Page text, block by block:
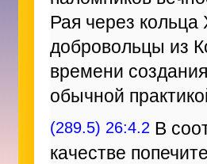
Рая через
добровольцы из
времени
обычной
(289.5) 26:4.2 В
качестве